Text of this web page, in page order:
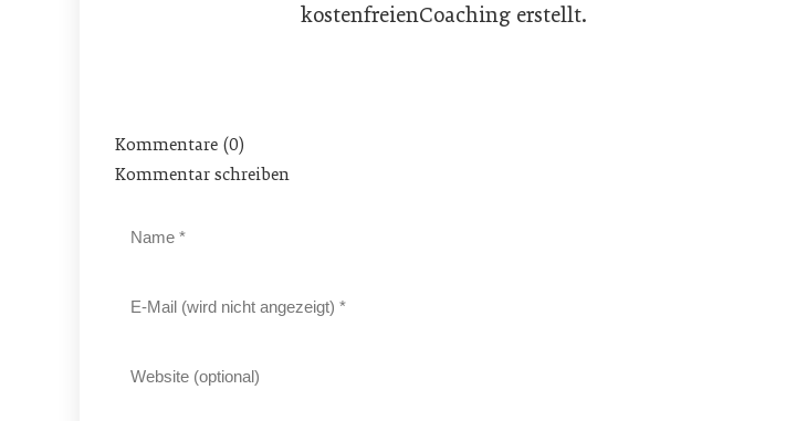
kostenfreienCoaching erstellt.
Kommentare (0)
Kommentar schreiben